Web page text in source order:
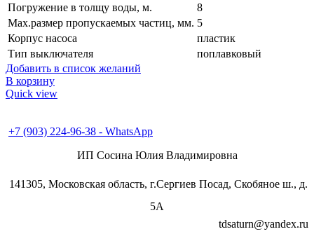
Погружение в толщу воды, м.
8
Max.размер пропускаемых частиц, мм. 5
Корпус насоса
пластик
Тип выключателя
поплавковый
Добавить в список желаний
В корзину
Quick view
+7 (903) 224-96-38 - WhatsApp
ИП Сосина Юлия Владимировна
141305, Московская область, г.Сергиев Посад, Скобяное ш., д.
5А
tdsaturn@yandex.ru